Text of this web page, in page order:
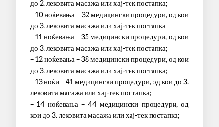
до 2. лековита масажа или хај-тек постапка;
– 10 ноќевања – 32 медицински процедури, од кои
до 3. лековита масажа или хај-тек постапка
– 11 ноќевања – 35 медицински процедури, од кои
до 3. лековита масажа или хај-тек постапка;
– 12 ноќевања – 38 медицински процедури, од кои
до 3. лековита масажа или хај-тек постапка;
– 13 ноќи – 41 медицински процедури, од кои до 3.
лековита масажа или хај-тек постапка;
– 14 ноќевања – 44 медицински процедури, од
кои до 3. лековита масажа или хај-тек постапка;